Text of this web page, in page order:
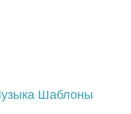
Шаблоны